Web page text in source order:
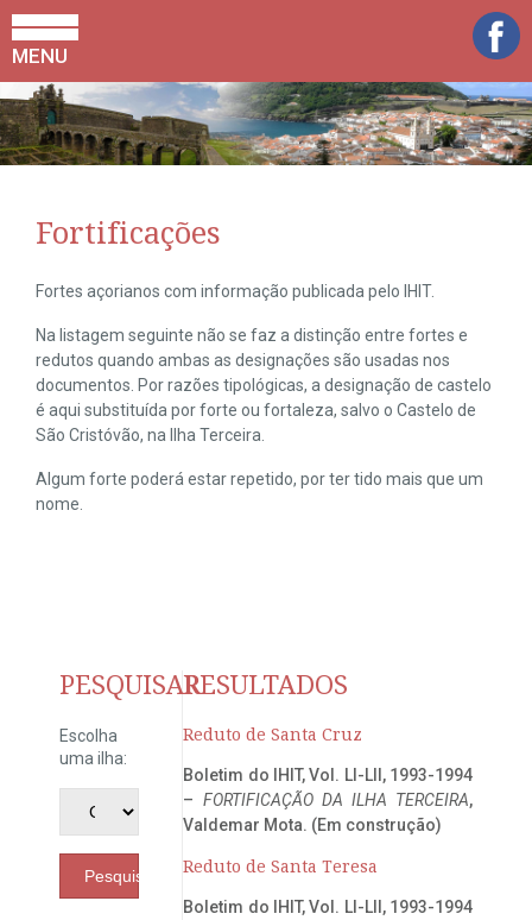
MENU
Fortificações
Fortes açorianos com informação publicada pelo IHIT.
Na listagem seguinte não se faz a distinção entre fortes e
redutos quando ambas as designações são usadas nos
documentos. Por razões tipológicas, a designação de castelo
é aqui substituída por forte ou fortaleza, salvo o Castelo de
São Cristóvão, na Ilha Terceira.
Algum forte poderá estar repetido, por ter tido mais que um
nome.
PESQUISAR
Escolha
uma ilha:
Pesquisar
RESULTADOS
Reduto de Santa Cruz
Boletim do IHIT, Vol. LI-LII, 1993-1994
– FORTIFICAÇÃO DA ILHA TERCEIRA,
Valdemar Mota. (Em construção)
Reduto de Santa Teresa
Boletim do IHIT, Vol. LI-LII, 1993-1994